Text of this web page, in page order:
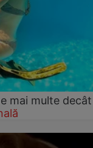
mai multe decât